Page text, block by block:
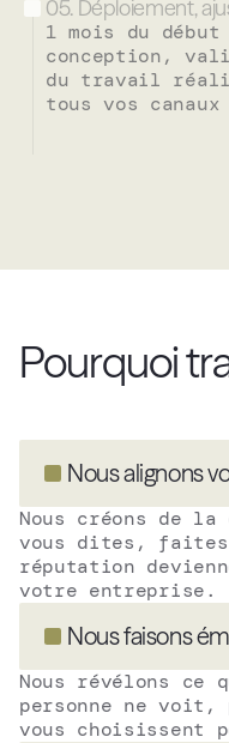
05. Déploiement,
1 mois du
conception,
du travail
tous vos canaux
Pourquoi
Nous alignons
Nous créons de la
vous dites,
réputation
votre entreprise.
Nous faisons
Nous révélons ce
personne ne voit,
vous choisissent